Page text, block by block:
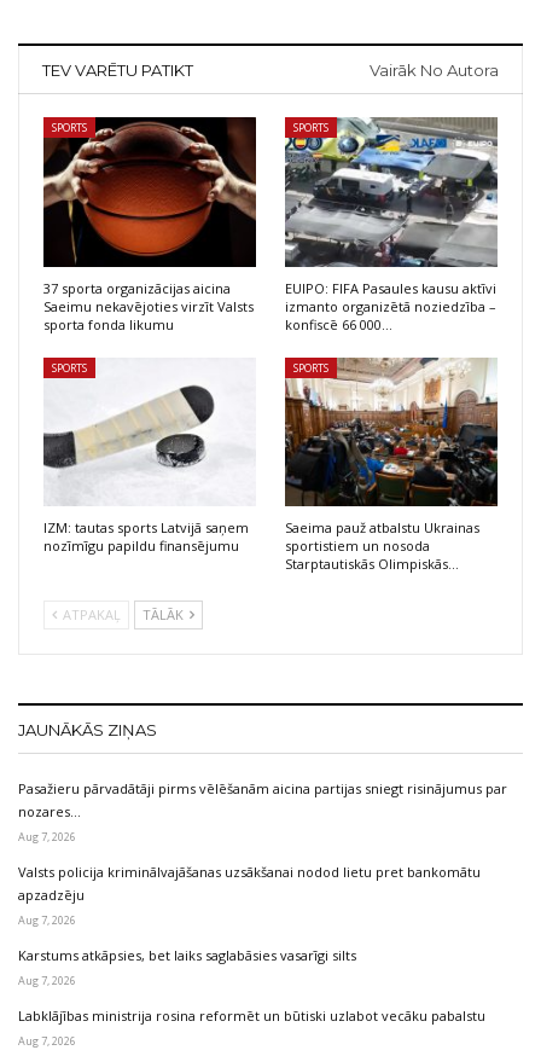
TEV VARĒTU PATIKT Vairāk No Autora
SPORTS
37 sporta organizācijas aicina
Saeimu nekavējoties virzīt Valsts
sporta fonda likumu
SPORTS
EUIPO: FIFA Pasaules kausu aktīvi
izmanto organizētā noziedzība –
konfiscē 66 000…
SPORTS
IZM: tautas sports Latvijā saņem
nozīmīgu papildu finansējumu
SPORTS
Saeima pauž atbalstu Ukrainas
sportistiem un nosoda
Starptautiskās Olimpiskās…
ATPAKAĻ TĀLĀK
JAUNĀKĀS ZIŅAS
Pasažieru pārvadātāji pirms vēlēšanām aicina partijas sniegt risinājumus par
nozares…
Aug 7, 2026
Valsts policija kriminālvajāšanas uzsākšanai nodod lietu pret bankomātu
apzadzēju
Aug 7, 2026
Karstums atkāpsies, bet laiks saglabāsies vasarīgi silts
Aug 7, 2026
Labklājības ministrija rosina reformēt un būtiski uzlabot vecāku pabalstu
Aug 7, 2026